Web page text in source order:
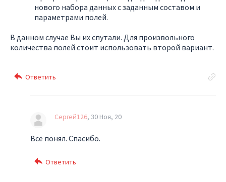
нового набора данных с заданным составом и
параметрами полей.
В данном случае Вы их спутали. Для произвольного
количества полей стоит использовать второй вариант.
Сергей126 30 Ноя, 20
Всё понял. Спасибо.